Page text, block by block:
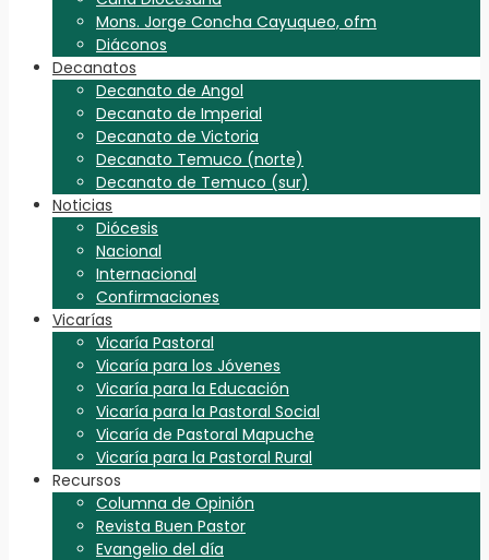
Mons. Jorge Concha Cayuqueo, ofm
Diáconos
Decanatos
Decanato de Angol
Decanato de Imperial
Decanato de Victoria
Decanato Temuco (norte)
Decanato de Temuco (sur)
Noticias
Diócesis
Nacional
Internacional
Confirmaciones
Vicarías
Vicaría Pastoral
Vicaría para los Jóvenes
Vicaría para la Educación
Vicaría para la Pastoral Social
Vicaría de Pastoral Mapuche
Vicaría para la Pastoral Rural
Recursos
Columna de Opinión
Revista Buen Pastor
Evangelio del día